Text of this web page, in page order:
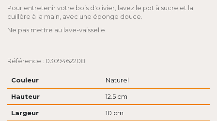
Pour entretenir votre bois d'olivier, lavez le pot à sucre et la
cuillère à la main, avec une éponge douce.
Ne pas mettre au lave-vaisselle.
Référence : 0309462208
Couleur Naturel
Hauteur 12.5 cm
Largeur 10 cm